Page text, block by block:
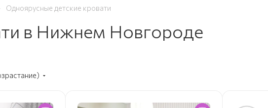
Одноярусные детские кровати
в Нижнем Новгороде